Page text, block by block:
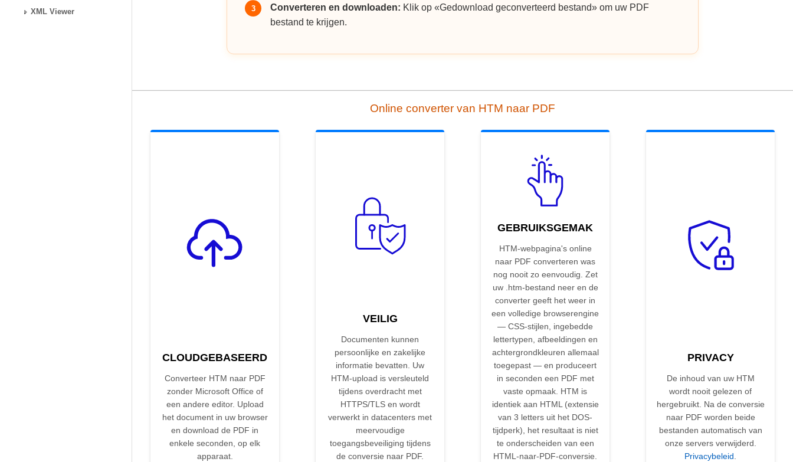
XML Viewer
3 Converteren en downloaden: Klik op «Gedownload geconverteerd bestand» om uw PDF
bestand te krijgen.
Online converter van HTM naar PDF
CLOUDGEBASEERD
Converteer HTM naar PDF
zonder Microsoft Office of
een andere editor. Upload
het document in uw browser
en download de PDF in
enkele seconden, op elk
apparaat.
VEILIG
Documenten kunnen
persoonlijke en zakelijke
informatie bevatten. Uw
HTM-upload is versleuteld
tijdens overdracht met
HTTPS/TLS en wordt
verwerkt in datacenters met
meervoudige
toegangsbeveiliging tijdens
de conversie naar PDF.
GEBRUIKSGEMAK
HTM-webpagina's online
naar PDF converteren was
nog nooit zo eenvoudig. Zet
uw .htm-bestand neer en de
converter geeft het weer in
een volledige browserengine
— CSS-stijlen, ingebedde
lettertypen, afbeeldingen en
achtergrondkleuren allemaal
toegepast — en produceert
in seconden een PDF met
vaste opmaak. HTM is
identiek aan HTML (extensie
van 3 letters uit het DOS-
tijdperk), het resultaat is niet
te onderscheiden van een
HTML-naar-PDF-conversie.
PRIVACY
De inhoud van uw HTM
wordt nooit gelezen of
hergebruikt. Na de conversie
naar PDF worden beide
bestanden automatisch van
onze servers verwijderd.
Privacybeleid